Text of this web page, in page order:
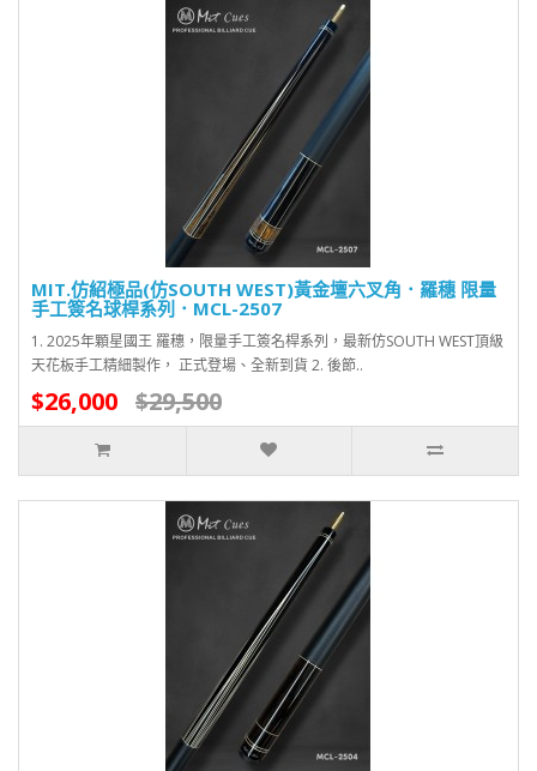
MIT.仿紹極品(仿SOUTH WEST)黃金壇六叉角．羅穗 限量
手工簽名球桿系列．MCL-2507
1. 2025年顆星國王 羅穗，限量手工簽名桿系列，最新仿SOUTH WEST頂級
天花板手工精細製作， 正式登場、全新到貨 2. 後節..
$26,000 $29,500